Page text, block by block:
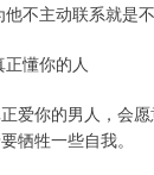
不主动联系就是
懂你的人
爱你的男人，会
牺牲一些自我。